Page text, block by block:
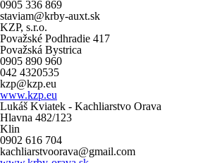
0905 336 869
staviam@krby-auxt.sk
KZP, s.r.o.
Považské Podhradie 417
Považská Bystrica
0905 890 960
042 4320535
kzp@kzp.eu
www.kzp.eu
Lukáš Kviatek - Kachliarstvo Orava
Hlavna 482/123
Klin
0902 616 704
kachliarstvoorava@gmail.com